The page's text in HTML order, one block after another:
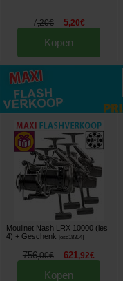
7,20€ 5,20€
Kopen
Moulinet Nash LRX 10000 (les
4) + Geschenk [esc18304]
756,00€ 621,92€
Kopen